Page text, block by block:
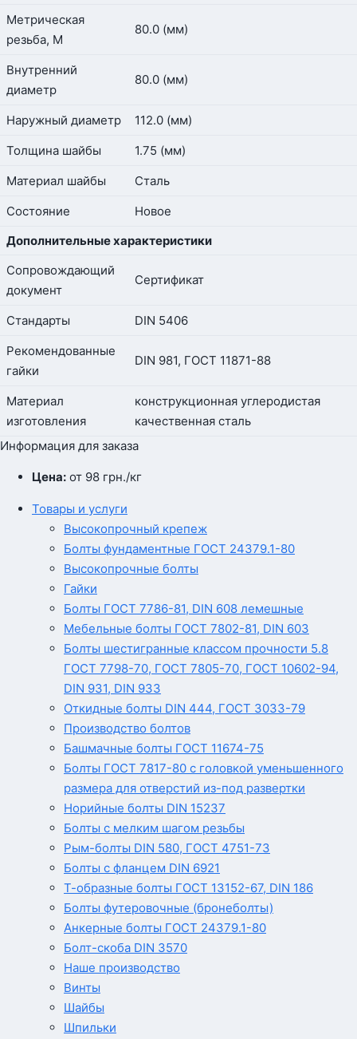
Метрическая
резьба, М
80.0 (мм)
Внутренний
диаметр
80.0 (мм)
Наружный диаметр
112.0 (мм)
Толщина шайбы
1.75 (мм)
Материал шайбы
Сталь
Состояние
Новое
Дополнительные характеристики
Сопровождающий
документ
Сертификат
Стандарты
DIN 5406
Рекомендованные
гайки
DIN 981, ГОСТ 11871-88
Материал
изготовления
конструкционная углеродистая
качественная сталь
Информация для заказа
Цена: от 98 грн./кг
Товары и услуги
Высокопрочный крепеж
Болты фундаментные ГОСТ 24379.1-80
Высокопрочные болты
Гайки
Болты ГОСТ 7786-81, DIN 608 лемешные
Мебельные болты ГОСТ 7802-81, DIN 603
Болты шестигранные классом прочности 5.8
ГОСТ 7798-70, ГОСТ 7805-70, ГОСТ 10602-94,
DIN 931, DIN 933
Откидные болты DIN 444, ГОСТ 3033-79
Производство болтов
Башмачные болты ГОСТ 11674-75
Болты ГОСТ 7817-80 с головкой уменьшенного
размера для отверстий из-под развертки
Норийные болты DIN 15237
Болты с мелким шагом резьбы
Рым-болты DIN 580, ГОСТ 4751-73
Болты с фланцем DIN 6921
Т-образные болты ГОСТ 13152-67, DIN 186
Болты футеровочные (бронеболты)
Анкерные болты ГОСТ 24379.1-80
Болт-скоба DIN 3570
Наше производство
Винты
Шайбы
Шпильки